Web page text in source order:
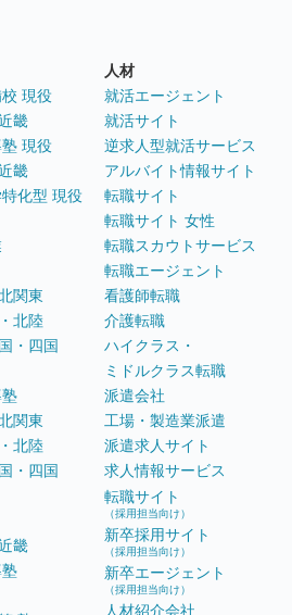
現役
畿
現役
畿
化型 現役
関東
北陸
・四国
関東
北陸
・四国
畿
人材
就活エージェント
就活サイト
逆求人型就活サービス
アルバイト情報サイト
転職サイト
転職サイト 女性
転職スカウトサービス
転職エージェント
看護師転職
介護転職
ハイクラス・
ミドルクラス転職
派遣会社
工場・製造業派遣
派遣求人サイト
求人情報サービス
転職サイト
（採用担当向け）
新卒採用サイト
（採用担当向け）
新卒エージェント
（採用担当向け）
人材紹介会社